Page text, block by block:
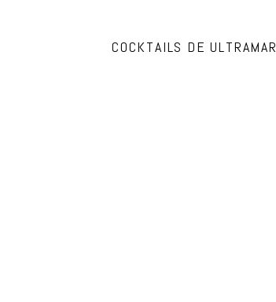
COCKTAILS DE ULTRAMAR